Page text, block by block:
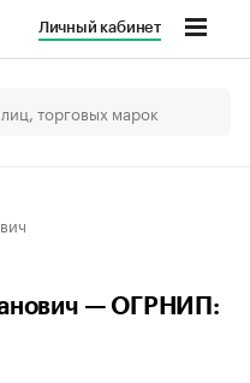
Личный кабинет
— ОГРНИП: